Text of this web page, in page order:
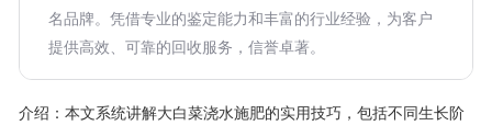
名品牌。凭借专业的鉴定能力和丰富的行业经验，为客户
提供高效、可靠的回收服务，信誉卓著。
介绍： 本文系统讲解大白菜浇水施肥的实用技巧，包括不同生长阶